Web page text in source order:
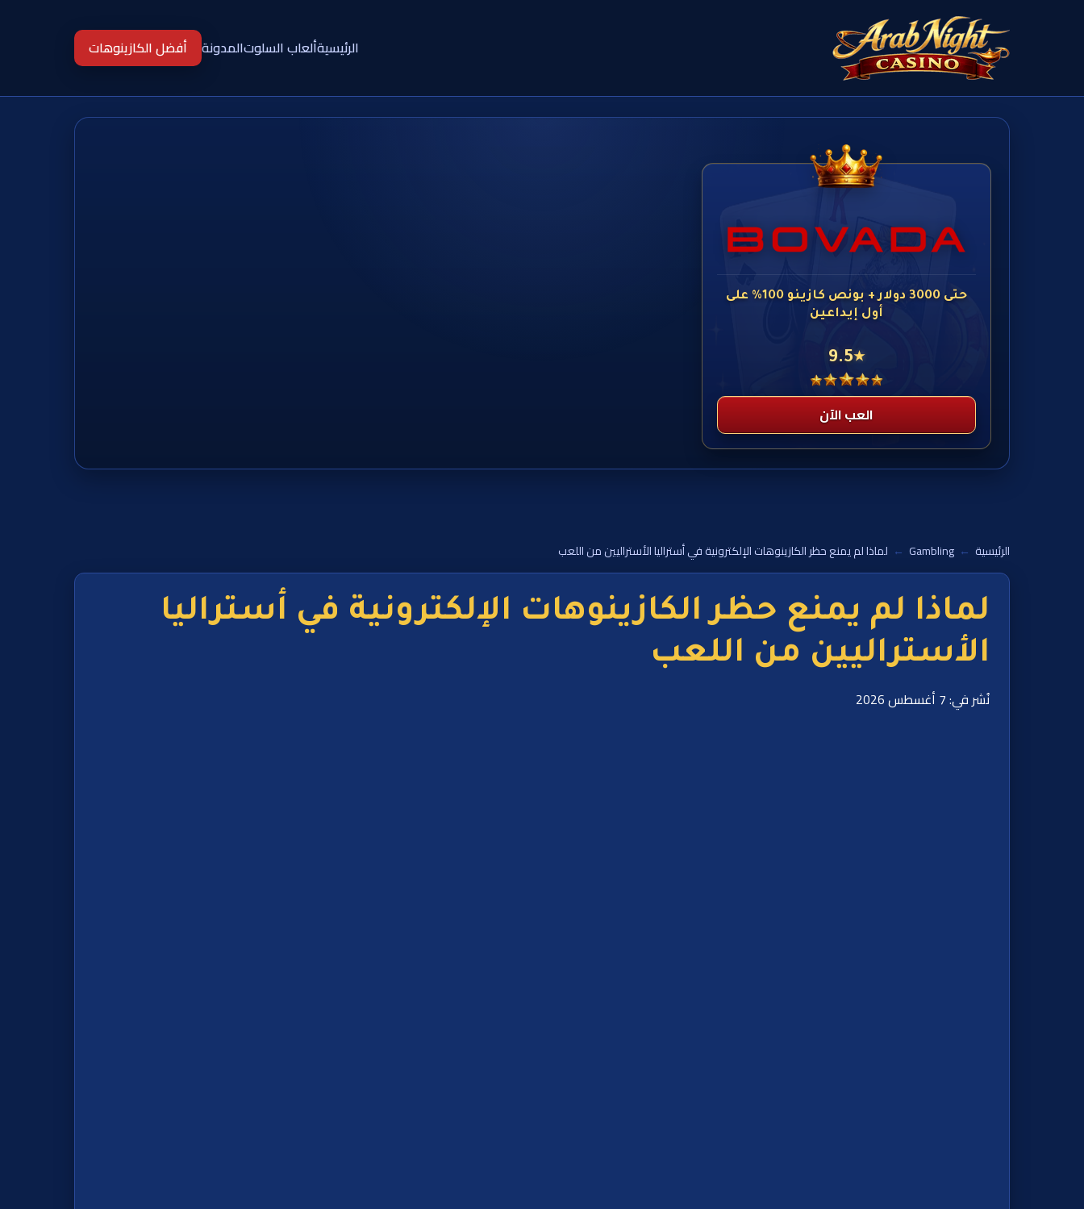
الرئيسيةألعاب السلوتالمدونة أفضل الكازينوهات
حتى 3000 دولار + بونص كازينو 100% على
أول إيداعين
★
9.5
العب الآن
الرئيسية ←
Gambling
← لماذا لم يمنع حظر الكازينوهات الإلكترونية في أستراليا الأستراليين من اللعب
لماذا لم يمنع حظر الكازينوهات الإلكترونية في أستراليا
الأستراليين من اللعب
نُشر في: 7 أغسطس 2026